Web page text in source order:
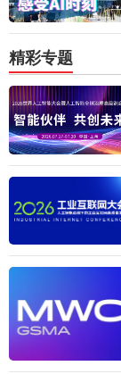
精彩专题